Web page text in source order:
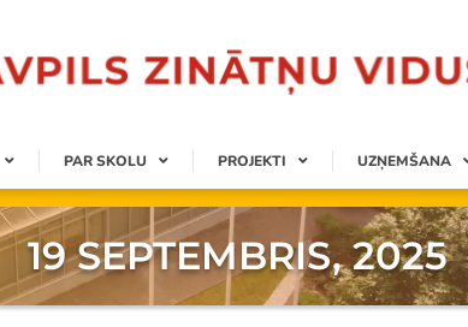
PAR SKOLU PROJEKTI UZŅEMŠANA
19 SEPTEMBRIS, 2025